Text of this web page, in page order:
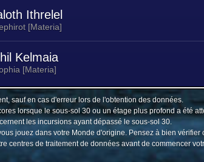
Ithrelel
[Materia]
Kelmaia
[Materia]
sauf en cas d'erreur lors de l'obtention des données.
lorsque le sous-sol 30 ou un étage plus profond a été
les incursions ayant dépassé le sous-sol 30.
jouez dans votre Monde d'origine. Pensez à bien
centres de traitement de données avant de commencer